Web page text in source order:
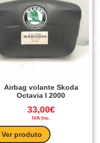
Airbag volante Skoda
Octavia I 2000
33,00€
IVA Inc.
Ver produto